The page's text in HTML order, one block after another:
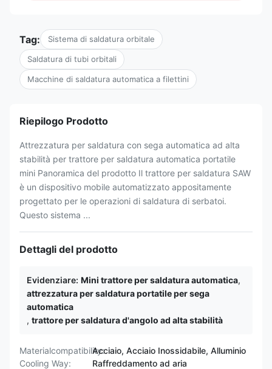
Tag: Sistema di saldatura orbitale
Saldatura di tubi orbitali
Macchine di saldatura automatica a filettini
Riepilogo Prodotto
Attrezzatura per saldatura con sega automatica ad alta
stabilità per trattore per saldatura automatica portatile
mini Panoramica del prodotto Il trattore per saldatura SAW
è un dispositivo mobile automatizzato appositamente
progettato per le operazioni di saldatura di serbatoi.
Questo sistema ...
Dettagli del prodotto
Evidenziare: Mini trattore per saldatura automatica,
attrezzatura per saldatura portatile per sega
automatica
, trattore per saldatura d'angolo ad alta stabilità
Materialcompatibility:Acciaio, Acciaio Inossidabile, Alluminio
Cooling Way:
Raffreddamento ad aria